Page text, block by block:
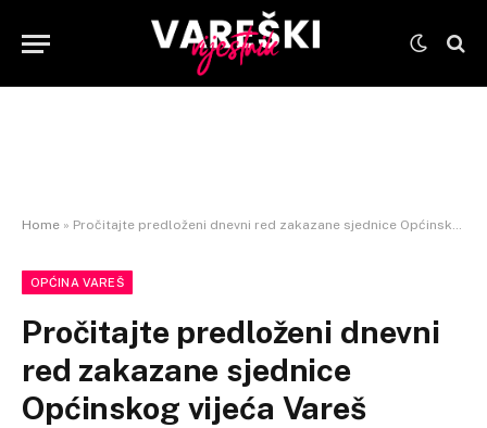
Home » Pročitajte predloženi dnevni red zakazane sjednice Općinskog vijeća Vareš
OPĆINA VAREŠ
Pročitajte predloženi dnevni
red zakazane sjednice
Općinskog vijeća Vareš